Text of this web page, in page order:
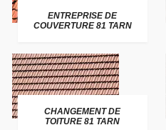
ENTREPRISE DE
COUVERTURE 81 TARN
CHANGEMENT DE
TOITURE 81 TARN